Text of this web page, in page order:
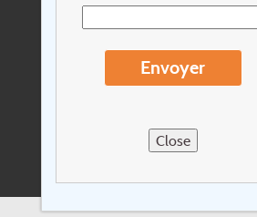
Envoyer
Close
Conditions de voyage
Sitemap